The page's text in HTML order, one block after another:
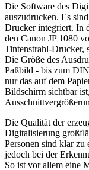
Die Software des
auszudrucken. Es
Drucker integriert. In
den Canon JP 1080
Tintenstrahl-Drucker,
Die Größe des
Paßbild - bis zum
nur das auf dem
Bildschirm sichtbar
Die Qualität der
Digitalisierung
Personen sind klar zu
jedoch bei der
So ist vor allem eine